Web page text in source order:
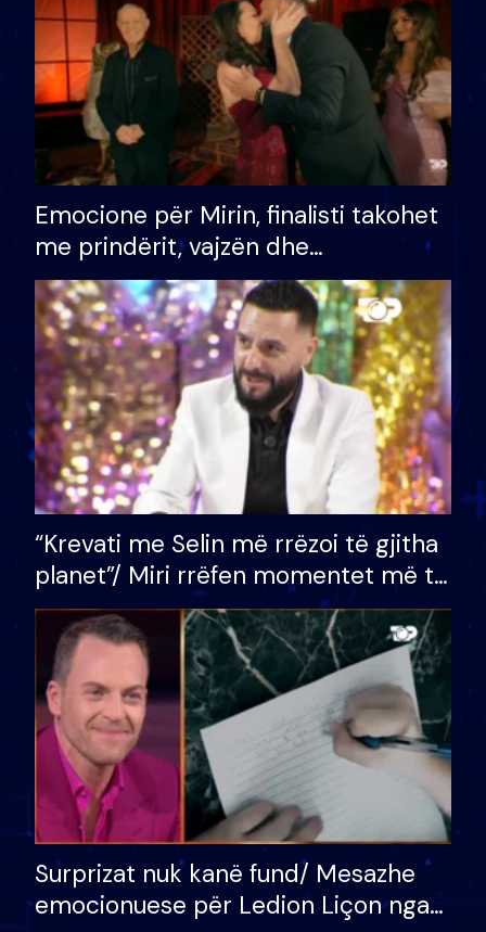
Emocione për Mirin, finalisti takohet
me prindërit, vajzën dhe
bashkëshorten: S’kemi ndonjë letër
divorci apo jo?
“Krevati me Selin më rrëzoi të gjitha
planet”/ Miri rrëfen momentet më të
bukura në shtëpinë e BB VIP: Do më
mungojë zilja e mëngjesit kur…
Surprizat nuk kanë fund/ Mesazhe
emocionuese për Ledion Liçon nga